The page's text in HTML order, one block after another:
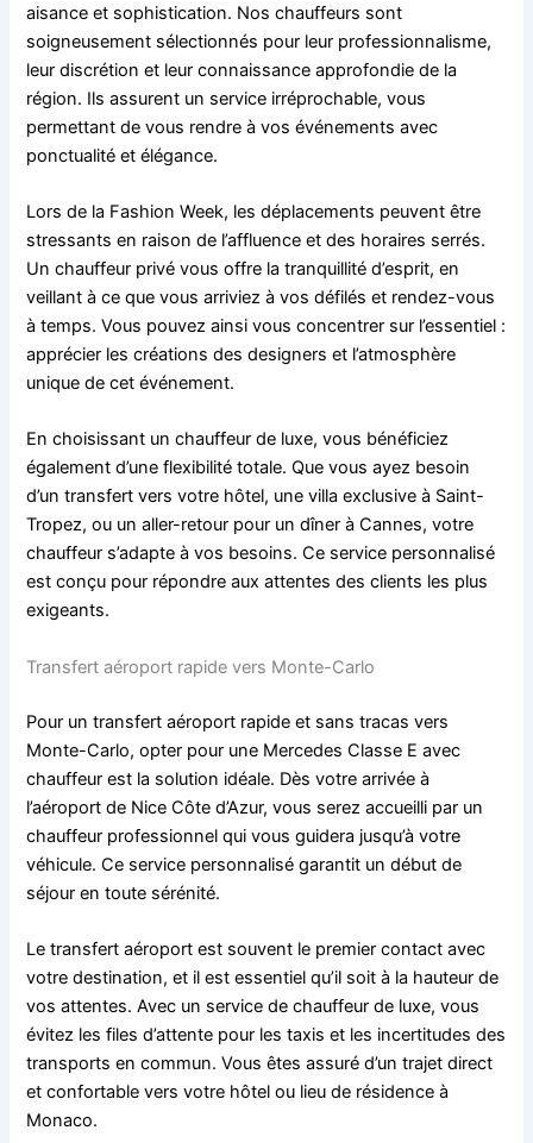
aisance et sophistication. Nos chauffeurs sont
soigneusement sélectionnés pour leur professionnalisme,
leur discrétion et leur connaissance approfondie de la
région. Ils assurent un service irréprochable, vous
permettant de vous rendre à vos événements avec
ponctualité et élégance.
Lors de la Fashion Week, les déplacements peuvent être
stressants en raison de l’affluence et des horaires serrés.
Un chauffeur privé vous offre la tranquillité d’esprit, en
veillant à ce que vous arriviez à vos défilés et rendez-vous
à temps. Vous pouvez ainsi vous concentrer sur l’essentiel :
apprécier les créations des designers et l’atmosphère
unique de cet événement.
En choisissant un chauffeur de luxe, vous bénéficiez
également d’une flexibilité totale. Que vous ayez besoin
d’un transfert vers votre hôtel, une villa exclusive à Saint-
Tropez, ou un aller-retour pour un dîner à Cannes, votre
chauffeur s’adapte à vos besoins. Ce service personnalisé
est conçu pour répondre aux attentes des clients les plus
exigeants.
Transfert aéroport rapide vers Monte-Carlo
Pour un transfert aéroport rapide et sans tracas vers
Monte-Carlo, opter pour une Mercedes Classe E avec
chauffeur est la solution idéale. Dès votre arrivée à
l’aéroport de Nice Côte d’Azur, vous serez accueilli par un
chauffeur professionnel qui vous guidera jusqu’à votre
véhicule. Ce service personnalisé garantit un début de
séjour en toute sérénité.
Le transfert aéroport est souvent le premier contact avec
votre destination, et il est essentiel qu’il soit à la hauteur de
vos attentes. Avec un service de chauffeur de luxe, vous
évitez les files d’attente pour les taxis et les incertitudes des
transports en commun. Vous êtes assuré d’un trajet direct
et confortable vers votre hôtel ou lieu de résidence à
Monaco.